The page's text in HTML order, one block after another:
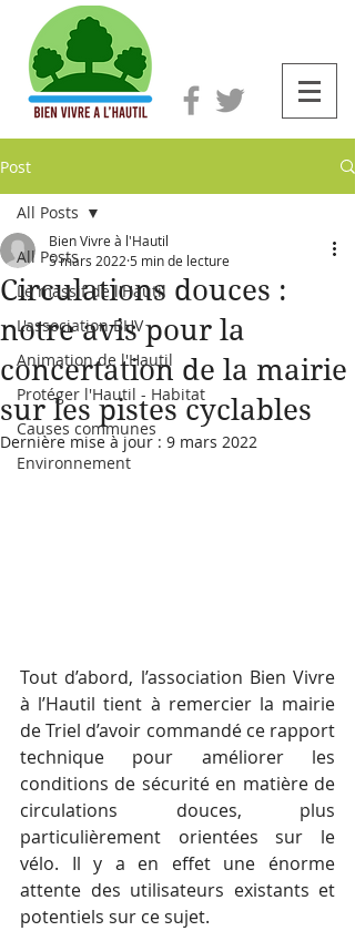
Post
All Posts
Le massif de l'Hautil
L'association BHV
Animation de l'Hautil
Protéger l'Hautil - Habitat
Causes communes
Environnement
All Posts
Circulations douces :
notre avis pour la
concertation de la mairie
sur les pistes cyclables
Bien Vivre à l'Hautil
5 mars 2022 5 min de lecture
Dernière mise à jour : 9 mars 2022
Tout d’abord, l’association Bien Vivre
à l’Hautil tient à remercier la mairie
de Triel d’avoir commandé ce rapport
technique pour améliorer les
conditions de sécurité en matière de
circulations douces, plus
particulièrement orientées sur le
vélo. Il y a en effet une énorme
attente des utilisateurs existants et
potentiels sur ce sujet.